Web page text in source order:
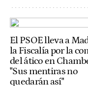
El PSOE lleva a
la Fiscalía por la
del ático en
"Sus mentiras no
quedarán así"